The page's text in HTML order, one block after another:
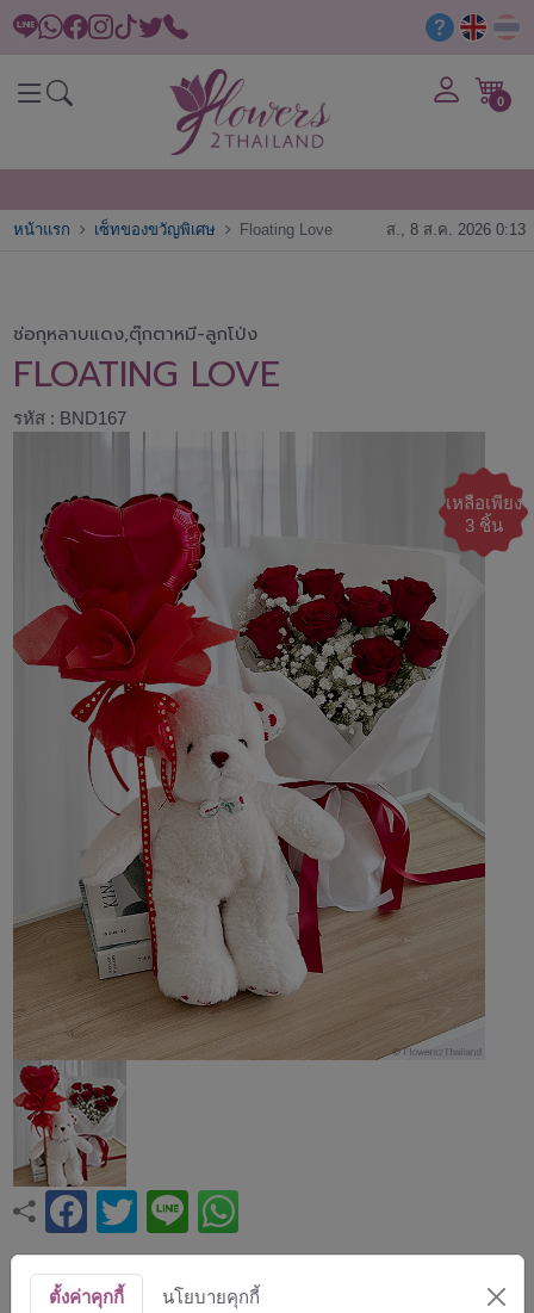
0
หน้าแรก เซ็ทของขวัญพิเศษ Floating Love ส., 8 ส.ค. 2026 0:13
ช่อกุหลาบแดง,ตุ๊กตาหมี-ลูกโป่ง
FLOATING LOVE
รหัส : BND167
เหลือเพียง
3 ชิ้น
ขนาดโดยประมาณ:
สูง 45 ซม. (ช่อดอกไม้)
ตั้งค่าคุกกี้ นโยบายคุกกี้